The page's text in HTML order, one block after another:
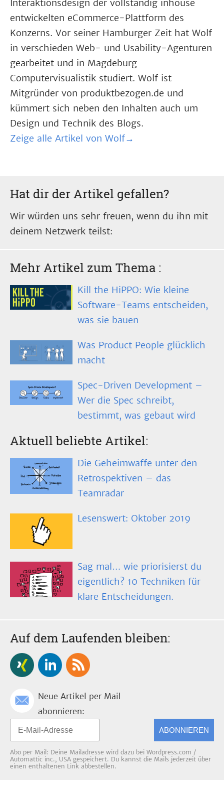
Interaktionsdesign der vollständig inhouse
entwickelten eCommerce-Plattform des
Konzerns. Vor seiner Hamburger Zeit hat Wolf
in verschieden Web- und Usability-Agenturen
gearbeitet und in Magdeburg
Computervisualistik studiert. Wolf ist
Mitgründer von produktbezogen.de und
kümmert sich neben den Inhalten auch um
Design und Technik des Blogs.
Zeige alle Artikel von Wolf→
Hat dir der Artikel gefallen?
Wir würden uns sehr freuen, wenn du ihn mit
deinem Netzwerk teilst:
Mehr Artikel zum Thema :
Kill the HiPPO: Wie kleine
Software-Teams entscheiden,
was sie bauen
Was Product People glücklich
macht
Spec-Driven Development –
Wer die Spec schreibt,
bestimmt, was gebaut wird
Aktuell beliebte Artikel:
Die Geheimwaffe unter den
Retrospektiven – das
Teamradar
Lesenswert: Oktober 2019
Sag mal… wie priorisierst du
eigentlich? 10 Techniken für
klare Entscheidungen.
Auf dem Laufenden bleiben:
Neue Artikel per Mail
abonnieren:
ABONNIEREN
Abo per Mail: Deine Mailadresse wird dazu bei Wordpress.com /
Automattic inc., USA gespeichert. Du kannst die Mails jederzeit über
einen enthaltenen Link abbestellen.